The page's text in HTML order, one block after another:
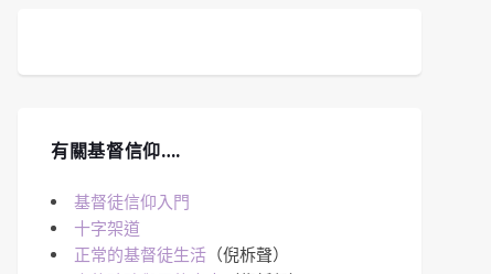
有關基督信仰….
基督徒信仰入門
十字架道
正常的基督徒生活 （倪柝聲）